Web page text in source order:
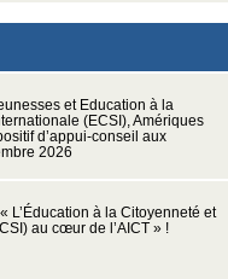
et Education à la
(ECSI), Amériques
d’appui-conseil aux
2026
L’Éducation à la Citoyenneté et
au cœur de l’AICT » !